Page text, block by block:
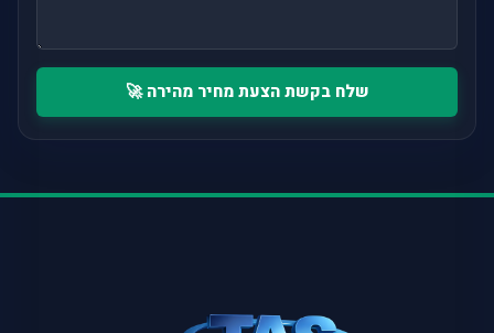
שלח בקשת הצעת מחיר מהירה 🚀